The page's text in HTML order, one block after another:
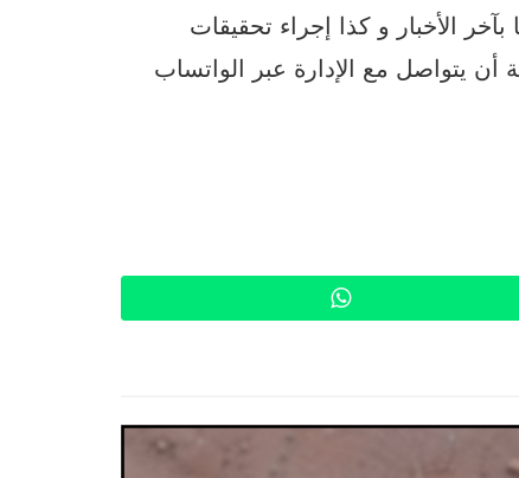
الأخبار و كذا إجراء تحقيقات
أن يتواصل مع الإدارة عبر الواتساب